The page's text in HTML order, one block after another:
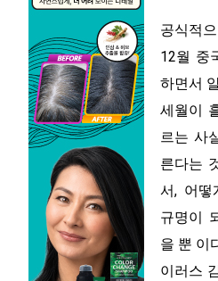
공식적
12월 중
하면서
세월이
르는 사
른다는
서, 어떻
규명이
을 뿐 이
이러스